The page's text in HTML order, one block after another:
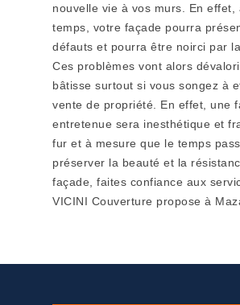
nouvelle vie à vos murs. En effet,
temps, votre façade pourra
défauts et pourra être noirci par
Ces problèmes vont alors
bâtisse surtout si vous songez à
vente de propriété. En effet, une
entretenue sera inesthétique et
fur et à mesure que le temps
préserver la beauté et la
façade, faites confiance aux
VICINI Couverture propose à